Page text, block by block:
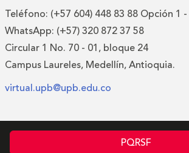
Teléfono: (+57 604) 448 83 88 Opción 1
WhatsApp: (+57) 320 872 37 58
Circular 1 No. 70 - 01, bloque 24
Campus Laureles, Medellín, Antioquia.
virtual.upb@upb.edu.co
PQRSF